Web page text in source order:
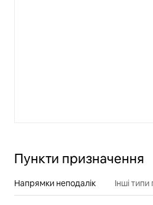
Пункти призначення
Напрямки неподалік Інші